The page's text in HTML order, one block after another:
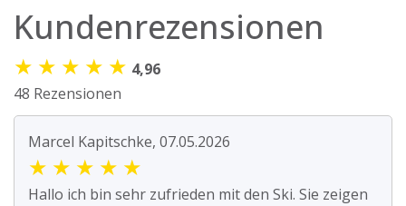
Kundenrezensionen
★ ★ ★ ★ ★ 4,96
48 Rezensionen
Marcel Kapitschke, 07.05.2026
★ ★ ★ ★ ★
Hallo ich bin sehr zufrieden mit den Ski. Sie zeigen